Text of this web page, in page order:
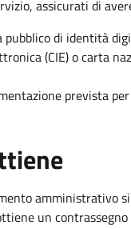
assicurati di
pubblico di identità
(CIE) o carta
prevista
amministrativo
un contrassegno